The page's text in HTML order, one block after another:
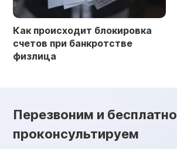
Как происходит блокировка
счетов при банкротстве
физлица
Перезвоним и бесплатно
проконсультируем